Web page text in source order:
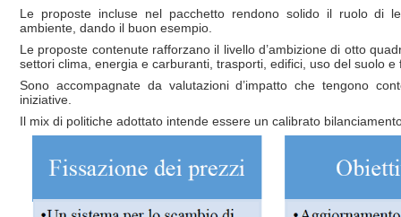
Le proposte incluse nel pacchetto rendono solido il ruolo di
ambiente, dando il buon esempio.
Le proposte contenute rafforzano il livello d’ambizione di otto
settori clima, energia e carburanti, trasporti, edifici, uso del suolo e
Sono accompagnate da valutazioni d’impatto che tengono
iniziative.
Il mix di politiche adottato intende essere un calibrato